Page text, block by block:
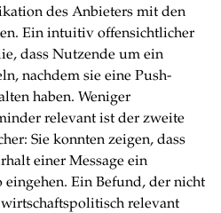
des Anbieters mit den
Ein intuitiv offensichtlicher
dass Nutzende um ein
nachdem sie eine Push-
haben. Weniger
relevant ist der zweite
Sie konnten zeigen, dass
einer Message ein
Ein Befund, der nicht
relevant